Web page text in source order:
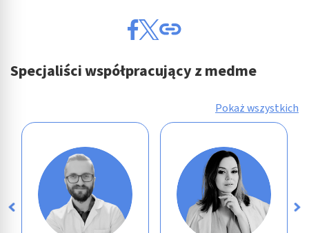
Specjaliści współpracujący z medme
Pokaż wszystkich